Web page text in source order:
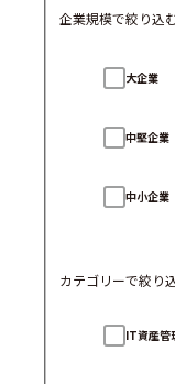
企業規模で絞り込
大企業
中堅企業
中小企業
カテゴリーで絞り
IT資産管